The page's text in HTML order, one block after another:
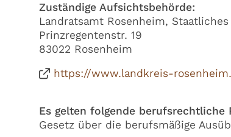
Zuständige Aufsichtsbehörde:
Landratsamt Rosenheim,
Prinzregentenstr. 19
83022 Rosenheim
https://www.landkreis-
Es gelten folgende berufsrechtliche
Gesetz über die berufsmäßige